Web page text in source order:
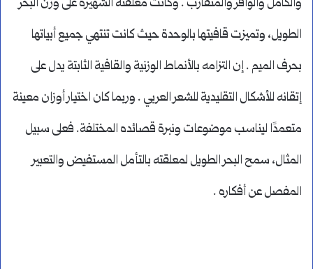
والكامل والوافر والمتقارب . وكانت معلقته الشهيرة على وزن البحر
الطويل، وتميزت قافيتها بالوحدة حيث كانت تنتهي جميع أبياتها
بحرف الميم . إن التزامه بالأنماط الوزنية والقافية الثابتة يدل على
إتقانه للأشكال التقليدية للشعر العربي . وربما كان اختيار أوزان معينة
متعمدًا ليناسب موضوعات ونبرة قصائده المختلفة. فعلى سبيل
المثال، سمح البحر الطويل لمعلقته بالتأمل المستفيض والتعبير
المفصل عن أفكاره .